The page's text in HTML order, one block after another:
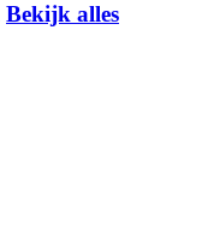
Bekijk alles